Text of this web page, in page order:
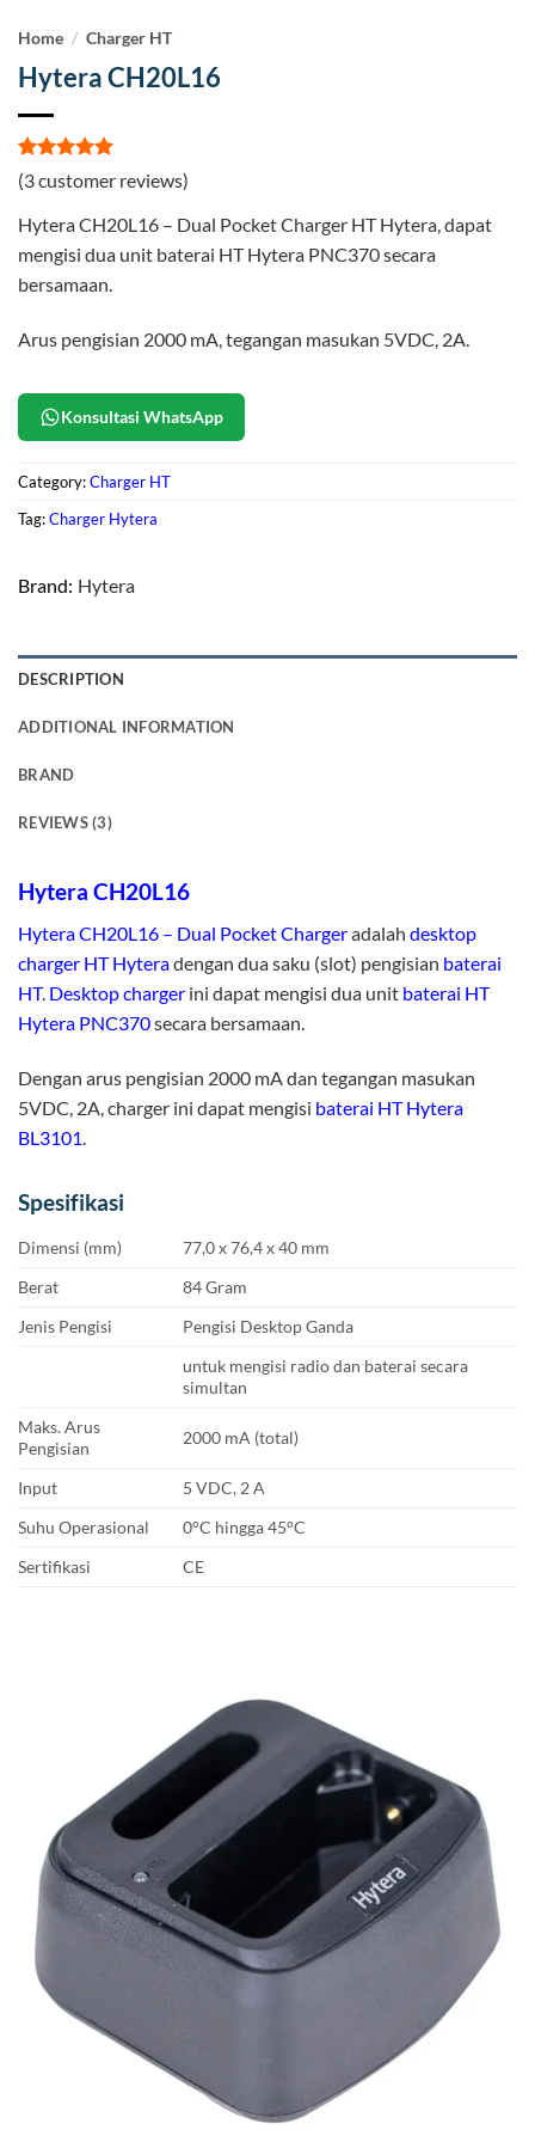
Home / Charger HT
Hytera CH20L16
Rated5
out of 5
3
customer
ratings
(3customer reviews)
Hytera CH20L16 – Dual Pocket Charger HT Hytera, dapat
mengisi dua unit baterai HT Hytera PNC370 secara
bersamaan.
Arus pengisian 2000 mA, tegangan masukan 5VDC, 2A.
Konsultasi WhatsApp
Category:Charger HT
Tag:Charger Hytera
Brand: Hytera
DESCRIPTION
ADDITIONAL INFORMATION
BRAND
REVIEWS (3)
Hytera CH20L16
HyteraCH20L16 – Dual Pocket Chargeradalah desktop
charger HT Hyteradengan dua saku (slot) pengisian baterai
HT. Desktop charger ini dapat mengisi dua unit baterai HT
Hytera PNC370secara bersamaan.
Dengan arus pengisian 2000 mA dan tegangan masukan
5VDC, 2A, charger ini dapat mengisi baterai HT Hytera
BL3101
Spesifikasi
Dimensi (mm)
77,0 x 76,4 x 40 mm
Berat
84 Gram
Jenis Pengisi
Pengisi Desktop Ganda
untuk mengisi radio dan baterai secara
simultan
Maks. Arus
Pengisian
2000 mA (total)
Input
5 VDC, 2 A
Suhu Operasional
0°C hingga 45°C
Sertifikasi
CE